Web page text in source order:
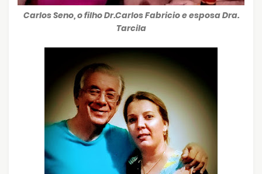
Carlos Seno, o filho Dr.Carlos Fabricio e esposa Dra.
Tarcila